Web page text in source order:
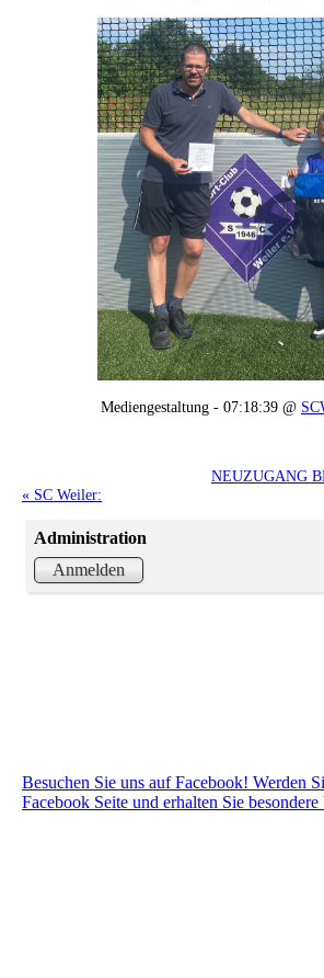
Mediengestaltung - 07:18:39 @
NEUZUGANG
« SC Weiler:
Administration
Anmelden
Besuchen Sie uns auf Facebook! Werden
Facebook Seite und erhalten Sie besondere